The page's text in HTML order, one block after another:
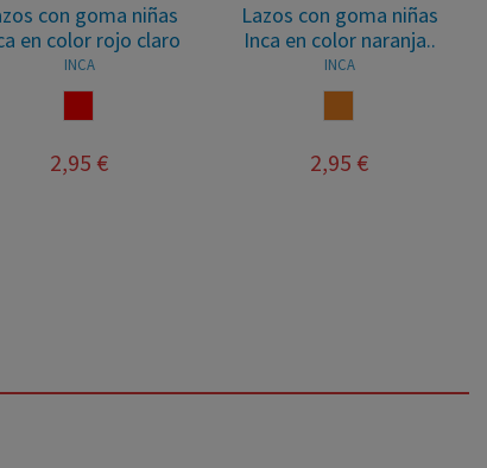
con goma niñas
en color rojo claro
INCA
2,95 €
Lazos con goma niñas
Inca en color naranja..
INCA
2,95 €